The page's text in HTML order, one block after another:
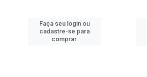
Faça seu login ou
cadastre-se para
comprar.